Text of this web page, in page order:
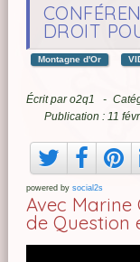
DROIT
Montagne d'Or
Écrit paro2q1
Publication : 11
powered by social2s
Avec
de Question